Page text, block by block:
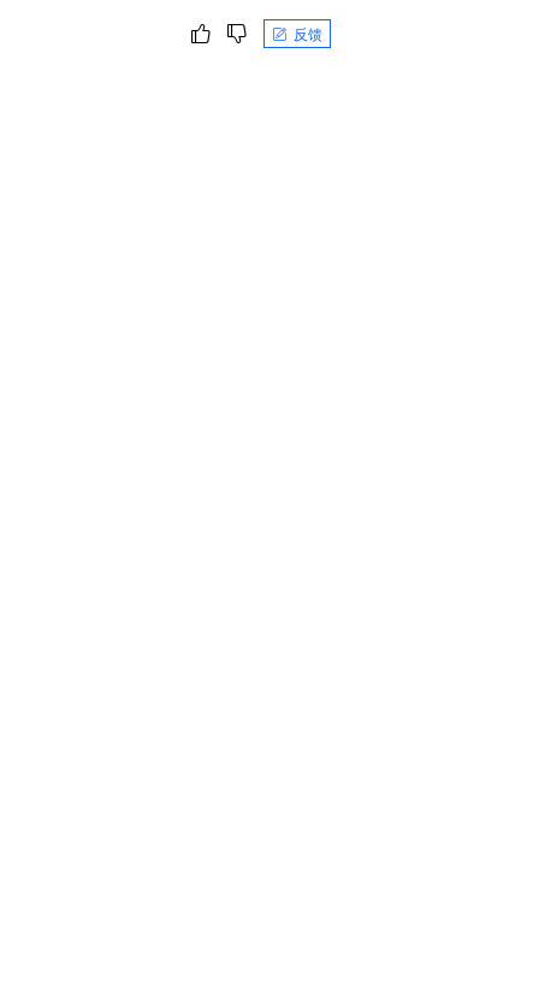
反馈